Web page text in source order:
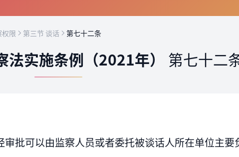
权限 第三节 谈话 第七十二条
实施条例（2021年） 第七十二
批可以由监察人员或者委托被谈话人所在单位主要